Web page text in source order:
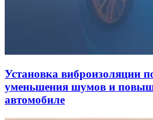
Установка виброизоляции
уменьшения шумов и
автомобиле